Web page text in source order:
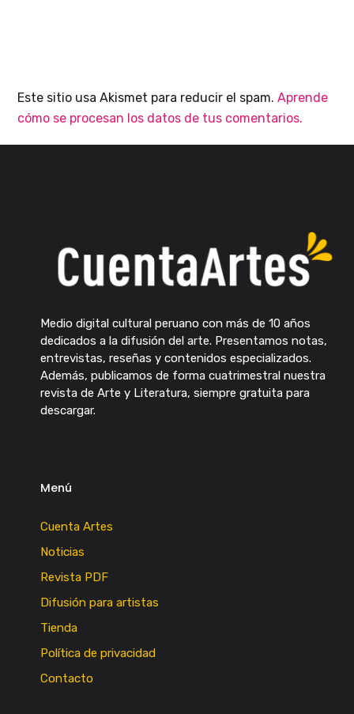
Este sitio usa Akismet para reducir el spam.Aprende
cómo se procesan los datos de tus comentarios.
Medio digital cultural peruano con más de 10 años
dedicados a la difusión del arte. Presentamos notas,
entrevistas, reseñas y contenidos especializados.
Además, publicamos de forma cuatrimestral nuestra
revista de Arte y Literatura, siempre gratuita para
descargar.
Menú
Cuenta Artes
Noticias
Revista PDF
Difusión para artistas
Tienda
Política de privacidad
Contacto